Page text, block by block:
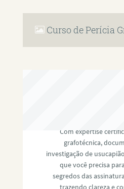
Curso de Perícia
Com expertise
grafotécnica,
investigação de
que você precisa
segredos das
trazendo clareza e